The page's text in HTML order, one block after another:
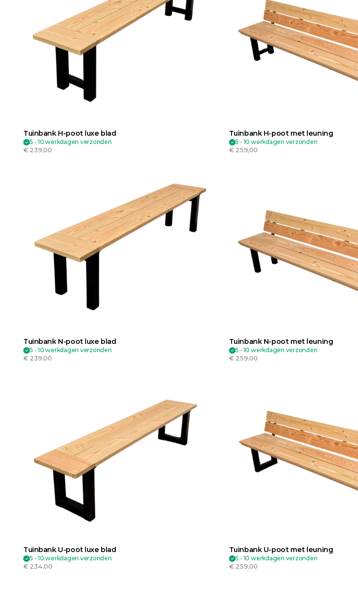
Tuinbank H-poot luxe blad
5 - 10 werkdagen verzonden
€ 239,00
Tuinbank H-poot met leuning
5 - 10 werkdagen verzonden
€ 259,00
Tuinbank N-poot luxe blad
5 - 10 werkdagen verzonden
€ 239,00
Tuinbank N-poot met leuning
5 - 10 werkdagen verzonden
€ 259,00
Tuinbank U-poot luxe blad
5 - 10 werkdagen verzonden
€ 234,00
Tuinbank U-poot met leuning
5 - 10 werkdagen verzonden
€ 259,00